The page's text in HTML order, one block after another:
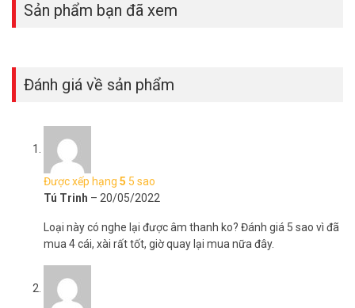
*** Xem thêm: Cách phát hiện camera quay lén đơn giản nhất!
Vuhoangtelecom cam kết cung cấp camera quan sát HIKVISION
giá rẻ, chất lượng tốt nhất toàn quốc. Cùng với đội ngũ kỹ thuật và
giải pháp tối ưu nhất.
Sản phẩm bạn đã xem
Đánh giá về sản phẩm
Được xếp hạng 5 5 sao
Tú Trinh – 20/05/2022
Loại này có nghe lại được âm thanh ko? Đánh giá 5 sao vì đã
mua 4 cái, xài rất tốt, giờ quay lại mua nữa đây.